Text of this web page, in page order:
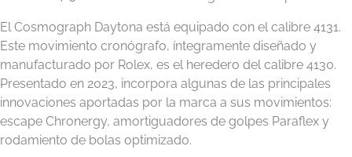
El Cosmograph Daytona está equipado con el calibre 4131.
Este movimiento cronógrafo, íntegramente diseñado y
manufacturado por Rolex, es el heredero del calibre 4130.
Presentado en 2023, incorpora algunas de las principales
innovaciones aportadas por la marca a sus movimientos:
escape Chronergy, amortiguadores de golpes Paraflex y
rodamiento de bolas optimizado.